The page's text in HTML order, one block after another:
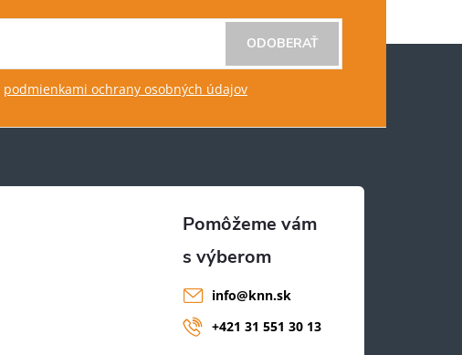
podmienkami ochrany osobných údajov
ODOBERAŤ
info@knn.sk
+421 31 551 30 13